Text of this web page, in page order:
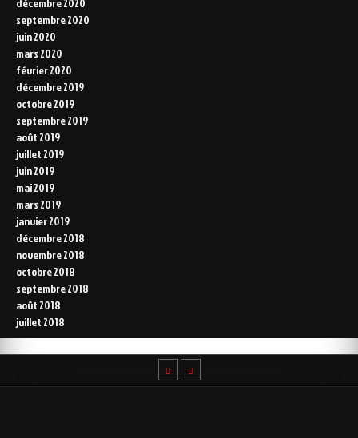
septembre 2020
juin 2020
mars 2020
février 2020
décembre 2019
octobre 2019
septembre 2019
août 2019
juillet 2019
juin 2019
mai 2019
mars 2019
janvier 2019
décembre 2018
novembre 2018
octobre 2018
septembre 2018
août 2018
juillet 2018